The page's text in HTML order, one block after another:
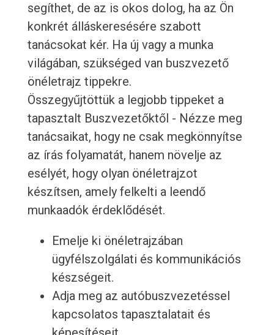
segíthet, de az is okos dolog, ha az Ön
konkrét álláskeresésére szabott
tanácsokat kér. Ha új vagy a munka
világában, szükséged van buszvezető
önéletrajz tippekre.
Összegyűjtöttük a legjobb tippeket a
tapasztalt Buszvezetőktől - Nézze meg
tanácsaikat, hogy ne csak megkönnyítse
az írás folyamatát, hanem növelje az
esélyét, hogy olyan önéletrajzot
készítsen, amely felkelti a leendő
munkaadók érdeklődését.
Emelje ki önéletrajzában
ügyfélszolgálati és kommunikációs
készségeit.
Adja meg az autóbuszvezetéssel
kapcsolatos tapasztalatait és